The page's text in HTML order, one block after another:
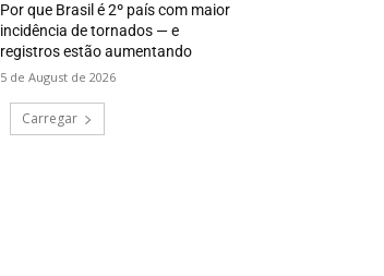
Por que Brasil é 2º país com maior
incidência de tornados — e
registros estão aumentando
5 de August de 2026
Carregar